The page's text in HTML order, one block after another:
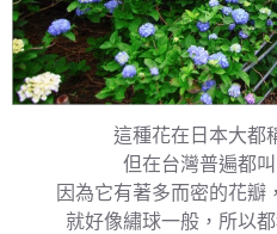
這種花在日本大都
但在台灣普遍都叫
因為它有著多而密的花瓣
就好像繡球一般，所以